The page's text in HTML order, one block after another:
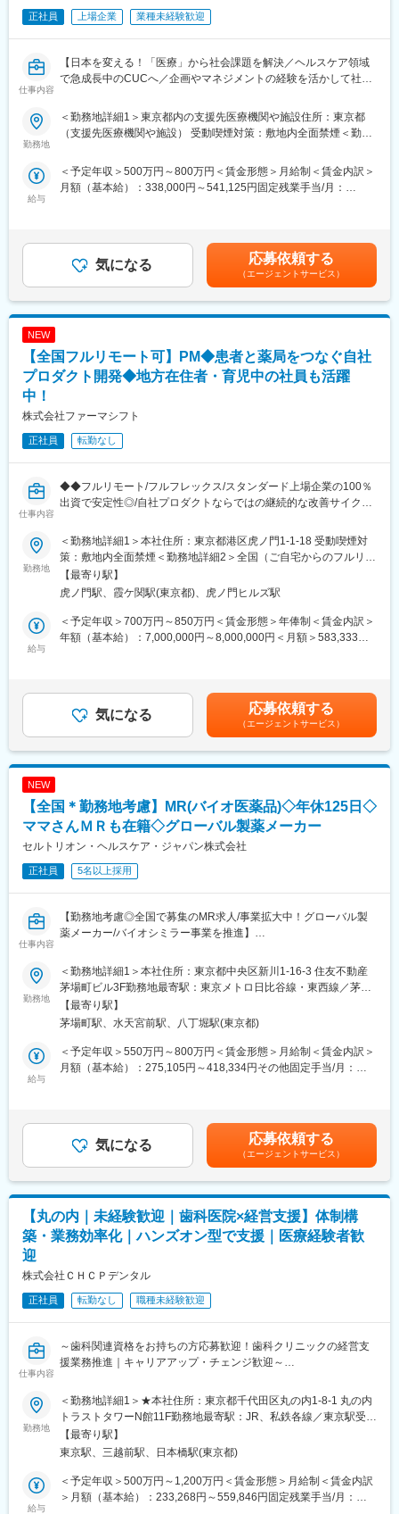
変更の範囲：会社の定める業務
価格で安定的な調達を実現します。
・メーカー、ディーラー（販売代理店）との価格交渉支援
・コストが低い製品を採用するために、ドクターなど医療スタッ
※医療スタッフの意向を確認し、コストとのバランスを鑑みて、改
善に向けた提案・各所の調整を行います
・2～3年程度をめどに、商材知識を身につけていただきます。
・まずは現場に慣れていただき、その後、価格交渉や医療従事者
・基本的に、病院へ常駐するスタイルでの勤務となりますが、同
じ部署のスタッフが常に気にかけてくれるため、不安はすぐに解
消される環境です。
※千葉県・茨城県エリアの病院へ配属予定
・医療機関の課題やお困りごとの解決により、医療従事者が患者
様に向き合う時間が増え、患者様への貢献につながります。
・医療の最前線で働く方からの信頼と期待に応え、感謝される瞬
変更の範囲：会社の定める業務
正社員 上場企業 業種未経験歓迎
仕事内容
【日本を変える！「医療」から社会課題を解決／ヘルスケア領域
で急成長中のCUCへ／企画やマネジメントの経験を活かして社会
【はじめに】
今回は、支援先の在宅医療クリニックのマネージャーの募集で
をお任せします。
・勤怠管理
■業績モニタリング：
・数値の管理（ベッドコントロール、稼働率、在院日数、在宅復
帰率など）
■改善策立案や実行：
■渉外活動：
・社内外の関係性構築
・集患における対外活動
【CUC／ポジションの魅力】
＜業界未経験でも積極的にチャレンジできる環境◎市場価値を高
めたい方にお勧め＞
◆店舗のSV・エリアマネージャーや、事業会社の経営企画のご経
験がある方など、様々な業界の方が活躍しております。
高齢化が加速する中、医療課題は社会でも特に大きな課題のた
め、社会貢献への意欲がある方にお勧めの求人です。
＜様々な医療課題に対して新規事業を立ち上げ、売上を伸長＞
◆直近の新規事業として、コロナワクチンの接種促進にも参入。
高齢者の白内障増加に伴い眼科事業を立ち上げる等、時代の医療
課題に対して柔軟に対応、着実に売り上げを伸ばしています。
＜望むキャリアを実現できる制度＞
1つの医療法人の運営マネージャーをご経験いただいた後、複数の
あり、「これを解決したい」という思いがあればご自身がやりた
いことを実現できる文化です。
【研修制度について】
入社後は、座学や現場でのOJT研修、一部社内研修も実施してお
整っております。
【働き方】
年間休日122日・土日祝休みのため、しっかりお休みは取得いた
だけます。
残業時間は繁閑差がございますが、基本20時間程度です。
【配属先について】
一都三県のうち、ご希望の勤務地にて配属予定です。初任地確約
変更の範囲：会社の定める業務
勤務地
＜勤務地詳細1＞東京都内の支援先医療機関や施設住所：東京都
（支援先医療機関や施設） 受動喫煙対策：敷地内全面禁煙＜勤務
医療機関や施設） 受動喫煙対策：屋内全面禁煙＜勤務地詳細3＞
神奈川県内の支援先医療機関や施設住所：神奈川県（支援先医療
機関や施設） 受動喫煙対策：敷地内全面禁煙変更の範囲：会社の
給与
＜予定年収＞500万円～800万円＜賃金形態＞月給制＜賃金内訳＞
月額（基本給）：338,000円～541,125円固定残業手当/月：
給与は経験・スキル・ポジションを考慮し決定■報酬更改：年2回
■業績評価：年2回（4月・10月）※業績評価額：固定支給額の3ヶ
月分相当の1/12※固定支給額及び業績評価額は会社の業績、個人の
勤務評定、勤怠等を総合的に勘案し、半期毎の評価に基づき決定
賃金はあくまでも目安の金額であり、選考を通じて上下する可能
気になる 応募依頼する
（エージェントサービス）
NEW
【全国フルリモート可】PM◆患者と薬局をつなぐ自社
プロダクト開発◆地方在住者・育児中の社員も活躍
中！
株式会社ファーマシフト
正社員 転勤なし
仕事内容
◆◆フルリモート/フルフレックス/スタンダード上場企業の100％
出資で安定性◎/自社プロダクトならではの継続的な改善サイクル
■概要 ～地方在住者・育児中の社員も活躍中！～
ファーマシフトでは、LINEを活用した「つながる薬局」を中心
に、患者と薬局をつなぐ医療プラットフォームの開発・運営を行
っています。
本ポジションでは、開発現場に近い立場で、プロジェクトを着実
に前へ進めるミドルPMとしての役割を期待しています。
親会社 メディカルシステムネットワークでは、「なの花薬局」チ
ェーンを運営しており、利用者の声がダイレクトに感じられる環
■事業概要
「すべての人が健康を自ら選択できる社会」の実現を目指し、患
者と薬局のコミュニケーションを支援するデジタル医療プラット
者数は220万人を突破。より多くの患者・薬局に利用されるサー
ビスへと成長を続けています。
■業務内容
・PdM、エンジニア、QA、セールス、CSなど関係者との調整
・進行管理、スケジュール管理、マイルストーン管理
・リリースに向けた関係者調整、情報整理
・開発プロセス、チケット管理、リリース運用等の継続的な改善
■開発体制
PM、PdM、テックリード、エンジニア、QA、デザイナー等、計
14名（協力会社含む）の開発チームです。内製化を進めており、
アジャイルで開発を進めています。
◎Slack、Notion、GitHub、Google Workspace等を活用。リモー
トでの情報共有・プロジェクト推進を実施。
変更の範囲：会社の定める業務
勤務地
＜勤務地詳細1＞本社住所：東京都港区虎ノ門1-1-18 受動喫煙対
策：敷地内全面禁煙＜勤務地詳細2＞全国（ご自宅からのフルリモ
ート中心）住所：東京都 受動喫煙対策：敷地内全面禁煙変更の範
囲：会社の定める事業所（リモートワーク含む）
【最寄り駅】
虎ノ門駅、霞ケ関駅(東京都)、虎ノ門ヒルズ駅
給与
＜予定年収＞700万円～850万円＜賃金形態＞年俸制＜賃金内訳＞
年額（基本給）：7,000,000円～8,000,000円＜月額＞583,333円
あります。月給(月額)は固定手当を含めた表記です。
気になる 応募依頼する
（エージェントサービス）
NEW
【全国＊勤務地考慮】MR(バイオ医薬品)◇年休125日◇
ママさんＭＲも在籍◇グローバル製薬メーカー
セルトリオン・ヘルスケア・ジャパン株式会社
正社員 5名以上採用
仕事内容
【勤務地考慮◎全国で募集のMR求人/事業拡大中！グローバル製
薬メーカー/バイオシミラー事業を推進】
バイオ医薬品を開発・製造する総合ヘルスケアグループの日本法
人である当社にて、MRを募集いたします。
■業務内容：
・MR職務の担当エリアにおいて当社製品の新規口座開設ならびに
シェアの拡大を目指す
・販売目標を達成させるために卸との協業を推進する
・担当エリア内のKOLを育成し、その地区における波及効果を目
践する
■採用背景：
韓国セルトリオングループは、韓国株式市場KOSPIに上市してい
るバイオ医薬品を開発・製造する企業の中で、常に時価総額が
です。
ミラー＊を含めたバイオ医薬品を日本で販売するため、セルトリ
今後の更なる事業拡大に向け、ご自身の経験やノウハウを発揮頂
ます。
＊バイオシミラー：先行バイオ医薬品と同等/同質の品質、安全性
および有効性を有し、異なる製造販売業者により開発される医薬
■事業の特徴：
勤務地
＜勤務地詳細1＞本社住所：東京都中央区新川1-16-3 住友不動産
茅場町ビル3F勤務地最寄駅：東京メトロ日比谷線・東西線／茅場
町駅受動喫煙対策：敷地内喫煙可能場所あり＜勤務地詳細2＞全国
住所：全国 受動喫煙対策：敷地内全面禁煙変更の範囲：会社の定
【最寄り駅】
茅場町駅、水天宮前駅、八丁堀駅(東京都)
給与
＜予定年収＞550万円～800万円＜賃金形態＞月給制＜賃金内訳＞
月額（基本給）：275,105円～418,334円その他固定手当/月：
残業手当＞有＜給与補足＞※年収は経験に応じて決定します。年収
には営業手当を含みます。※固定残業代は、時間外労働の有無に関
わらず40時間分が付きます。※別途営業日当支給（2,000円/日）賃
金はあくまでも目安の金額であり、選考を通じて上下する可能性
があります。月給(月額)は固定手当を含めた表記です。
気になる 応募依頼する
（エージェントサービス）
【丸の内｜未経験歓迎｜歯科医院×経営支援】体制構
築・業務効率化｜ハンズオン型で支援｜医療経験者歓
迎
株式会社ＣＨＣＰデンタル
正社員 転勤なし 職種未経験歓迎
仕事内容
～歯科関連資格をお持ちの方応募歓迎！歯科クリニックの経営支
援業務推進｜キャリアアップ・チェンジ歓迎～
■ ポジション概要
歯科クリニックの経営支援業務。適切なガバナンス体制の構築や
業務の効率化、採用・教育といった面での支援も実施。誰もが働
きやすい環境を実現するとともに、目まぐるしく変化する歯科業
界の中で、競争力を発揮できる医院づくりをバックアップしてい
きます。
■業務内容
勤務地
＜勤務地詳細1＞★本社住所：東京都千代田区丸の内1-8-1 丸の内
トラストタワーN館11F勤務地最寄駅：JR、私鉄各線／東京駅受動
喫煙対策：屋内全面禁煙＜勤務地詳細2＞在宅勤務（直行直帰）住
所：大阪府 受動喫煙対策：屋内全面禁煙変更の範囲：本文参照
【最寄り駅】
東京駅、三越前駅、日本橋駅(東京都)
給与
＜予定年収＞500万円～1,200万円＜賃金形態＞月給制＜賃金内訳
＞月額（基本給）：233,268円～559,846円固定残業手当/月：